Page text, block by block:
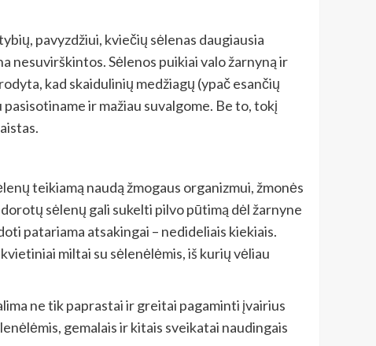
pavyzdžiui, kviečių sėlenas daugiausia
nesuvirškintos. Sėlenos puikiai valo žarnyną ir
kad skaidulinių medžiagų (ypač esančių
ir mažiau suvalgome. Be to, tokį
teikiamą naudą žmogaus organizmui, žmonės
sėlenų gali sukelti pilvo pūtimą dėl žarnyne
patariama atsakingai – nedideliais kiekiais.
miltai su sėlenėlėmis, iš kurių vėliau
ne tik paprastai ir greitai pagaminti įvairius
gemalais ir kitais sveikatai naudingais